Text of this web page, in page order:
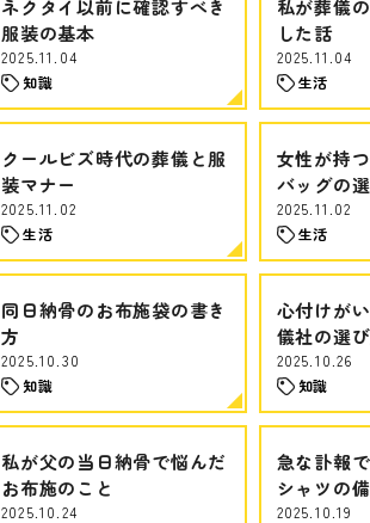
ネクタイ以前に確認すべき
服装の基本
2025.11.04
知識
私が葬儀
した話
2025.11.04
生活
クールビズ時代の葬儀と服
装マナー
2025.11.02
生活
女性が持
バッグの
2025.11.02
生活
同日納骨のお布施袋の書き
方
2025.10.30
知識
心付けが
儀社の選
2025.10.26
知識
私が父の当日納骨で悩んだ
お布施のこと
2025.10.24
急な訃報
シャツの備
2025.10.19